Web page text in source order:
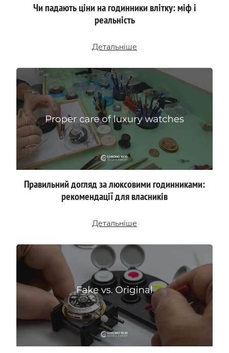
Чи падають ціни на годинники влітку: міф і
реальність
Детальніше
Правильний догляд за люксовими годинниками:
рекомендації для власників
Детальніше